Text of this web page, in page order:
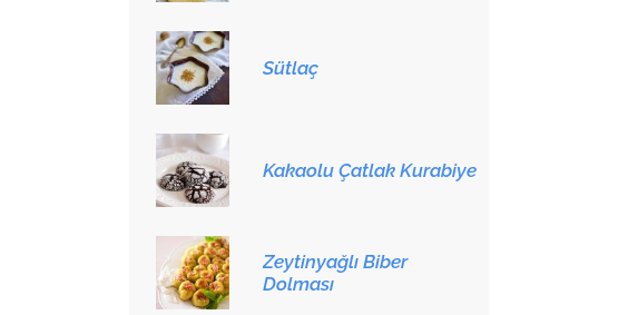
Sütlaç
Kakaolu Çatlak Kurabiye
Zeytinyağlı Biber
Dolması